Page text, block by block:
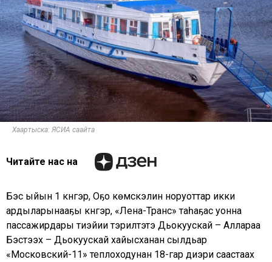
Хаартыска: ЯСИА саайта
Читайте нас на
Бэс ыйын 1 күнүгэр, Оҕо көмүскэлин норуоттар икки
ардыларынааҕы күнүгэр, «Лена-Транс» таһаҕас уонна
пассажирдары тиэйии тэрилтэтэ Дьокуускай – Аллараа
Бэстээх – Дьокуускай хайысханан сылдьар
«Московский-11» теплоходунан 18-гар диэри саастаах